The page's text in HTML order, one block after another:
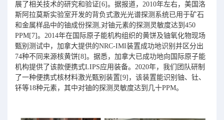
展了相关技术的研究和验证[6]。据报道，2010年左右，美国洛
斯阿拉莫斯实验室开发的背负式激光光谱探测系统已用于矿石
和金属样品中的铀成份探测,对铀元素的探测灵敏度达到450
PPM[7]。2014年在国际原子能机构组织的黄饼及铀氧化物现场
甄别测试中，加拿大提供的NRC-IMI装置成功地识别并区分出
74种不同来源核黄饼[8]。据悉，加拿大已成功地向国际原子能
机构提供了该款便携式LIPS应用装备。2020年，我们团队研制
了一种便携式核材料激光甄别装置[9]，该装置能识别铀、钍、
钚等18种元素，其中对铀的探测灵敏度达到几十PPM。